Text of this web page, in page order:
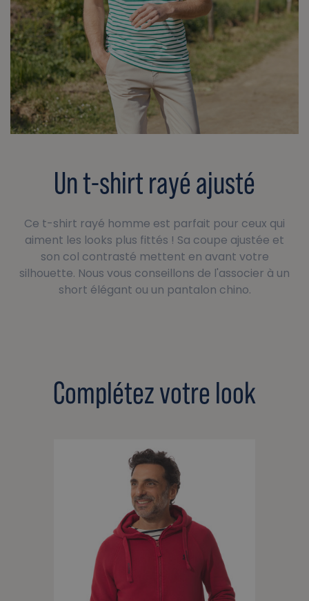
Un t-shirt rayé ajusté
Ce t-shirt rayé homme est parfait pour ceux qui
aiment les looks plus fittés ! Sa coupe ajustée et
son col contrasté mettent en avant votre
silhouette. Nous vous conseillons de l'associer à un
short élégant ou un pantalon chino.
Complétez votre look